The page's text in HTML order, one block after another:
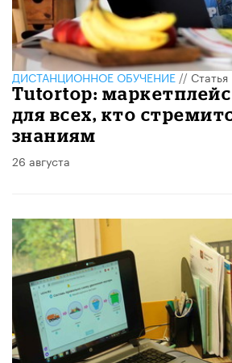
ДИСТАНЦИОННОЕ ОБУЧЕНИЕ//Статья
Tutortop:
для всех, кто
знаниям
26 августа